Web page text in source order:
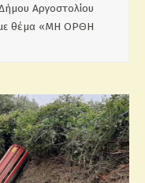
Αργοστολίου
θέμα «ΜΗ ΟΡΘΗ